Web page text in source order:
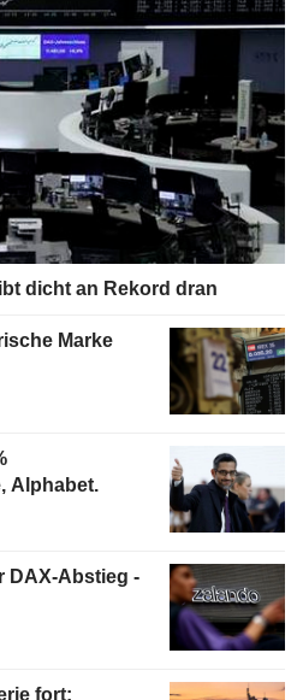
dicht an Rekord dran
Marke
Alphabet.
DAX-Abstieg -
fort;